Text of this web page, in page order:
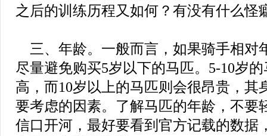
之后的训练历程又如何？有没有什么怪
三、年龄。一般而言，如果骑手相对
尽量避免购买5岁以下的马匹。5-10岁
高，而10岁以上的马匹则会很昂贵，其
要考虑的因素。了解马匹的年龄，不要
信口开河，最好要看到官方记载的数据